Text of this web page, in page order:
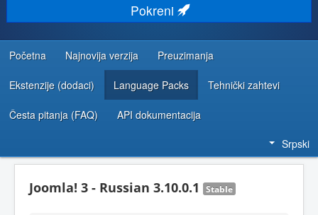
ZAJEDNICA I PODRŠKA
RESURSI ZA RAZVOJ
Pokreni
Početna Najnovija verzija Preuzimanja
Ekstenzije (dodaci) Language Packs Tehnički zahtevi
Česta pitanja (FAQ) API dokumentacija
Srpski
Joomla! 3 - Russian 3.10.0.1 Stable